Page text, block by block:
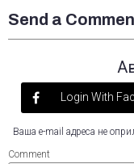
Send a
Login With
Ваша e-mail адреса не
Comment